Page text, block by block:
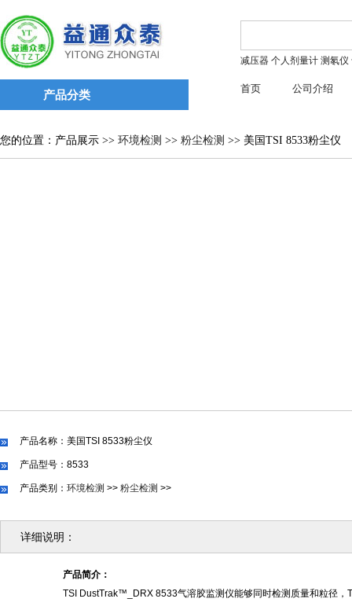
产品分类
减压器 个人剂量计 测氡仪
首页 公司介绍
您的位置：产品展示 >> 环境检测 >> 粉尘检测 >> 美国TSI 8533粉尘仪
产品名称：美国TSI 8533粉尘仪
产品型号：8533
产品类别： 环境检测 >> 粉尘检测 >>
详细说明：
产品简介 ：
TSI DustTrak™_DRX 8533气溶胶监测仪能够同时检测质量和粒径